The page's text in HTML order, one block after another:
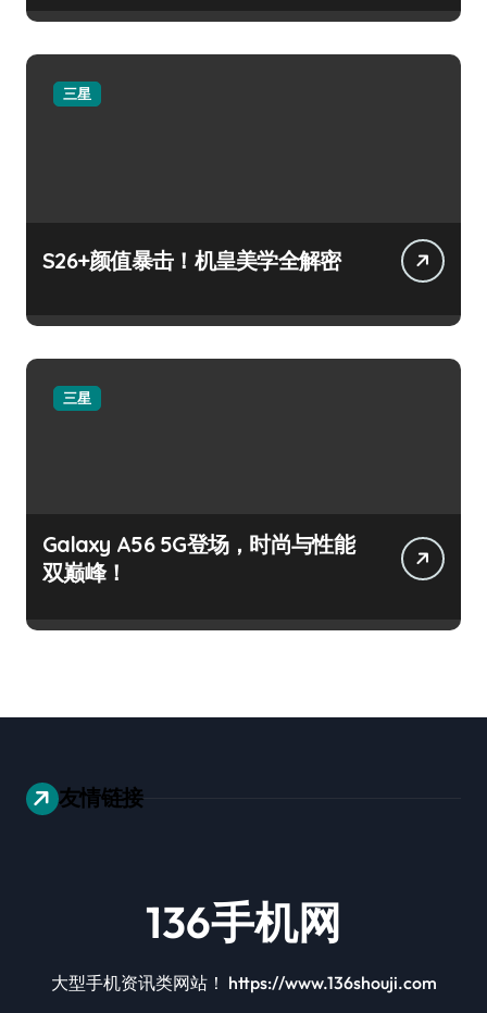
三星
S26+颜值暴击！机皇美学全解密
三星
Galaxy A56 5G登场，时尚与性能
双巅峰！
友情链接
136手机网
大型手机资讯类网站！ https://www.136shouji.com